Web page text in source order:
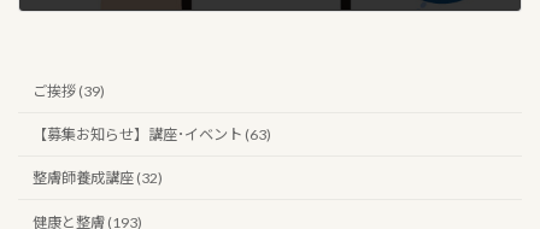
ご挨拶 (39)
【募集お知らせ】講座･イベント (63)
整膚師養成講座 (32)
健康と整膚 (193)